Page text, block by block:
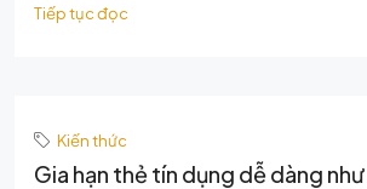
Tiếp tục đọc
Kiến thức
Gia hạn thẻ tín dụng dễ dàng